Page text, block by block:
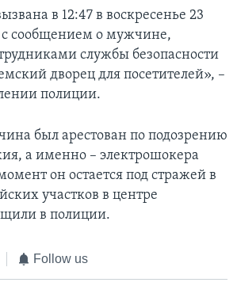
в 12:47 в воскресенье 23
с сообщением о мужчине,
службы безопасности
дворец для посетителей», –
полиции.
был арестован по подозрению
а именно – электрошокера
он остается под стражей в
участков в центре
в полиции.
Follow us